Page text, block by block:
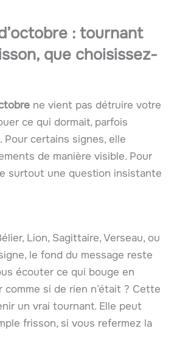
: tournant
que choisissez-
ne vient pas détruire votre
ce qui dormait, parfois
Pour certains signes, elle
de manière visible. Pour
surtout une question insistante
Lion, Sagittaire, Verseau, ou
le fond du message reste
écouter ce qui bouge en
comme si de rien n’était ? Cette
un vrai tournant. Elle peut
frisson, si vous refermez la